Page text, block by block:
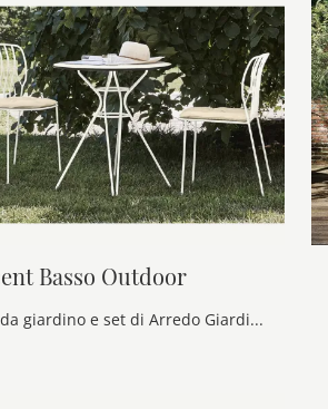
Basso Outdoor
tavoli da giardino e set di Arredo Giardino delle migliori marche: ottieni informazioni sul modello Vincent Basso Outdoor di Bontempi, clicca subito!